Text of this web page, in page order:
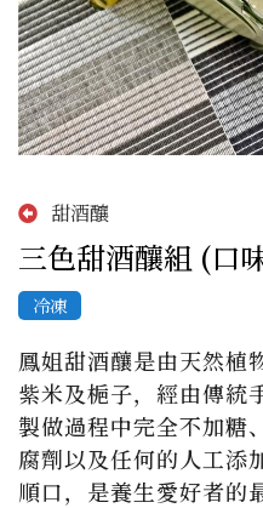
甜酒釀
三色甜酒釀組 (口
冷凍
鳳姐甜酒釀是由天然植
紫米及梔子，經由傳統
製做過程中完全不加糖
腐劑以及任何的人工添
順口，是養生愛好者的